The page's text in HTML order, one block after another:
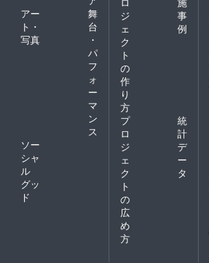
アー
ト・
写真
舞
台
・
パ
フ
ォ
ー
マ
ン
ス
ソー
シャ
ル
グッ
ド
ジ
ェ
ク
ト
の
作
り
方
事
例
プ
ロ
ジ
ェ
ク
ト
の
広
め
方
統
計
デ
ー
タ